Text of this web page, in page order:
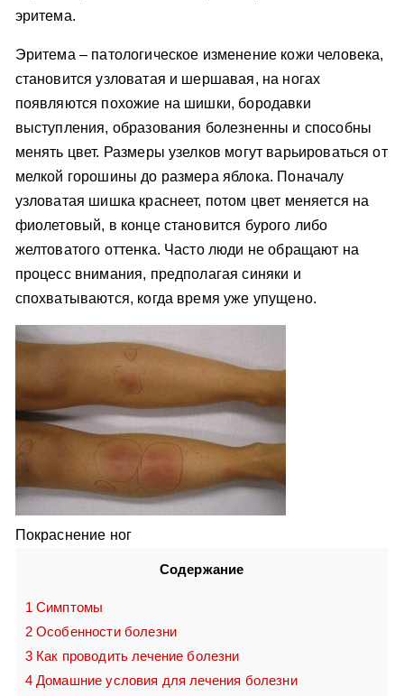
эритема.
Эритема – патологическое изменение кожи человека,
становится узловатая и шершавая, на ногах
появляются похожие на шишки, бородавки
выступления, образования болезненны и способны
менять цвет. Размеры узелков могут варьироваться от
мелкой горошины до размера яблока. Поначалу
узловатая шишка краснеет, потом цвет меняется на
фиолетовый, в конце становится бурого либо
желтоватого оттенка. Часто люди не обращают на
процесс внимания, предполагая синяки и
спохватываются, когда время уже упущено.
Покраснение ног
Содержание
1 Симптомы
2Особенности болезни
3Как проводить лечение болезни
4Домашние условия для лечения болезни